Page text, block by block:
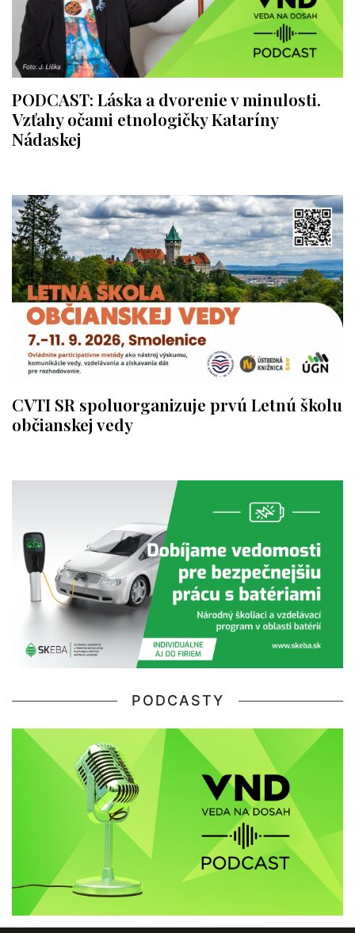
PODCAST: Láska a dvorenie v minulosti.
Vzťahy očami etnologičky Kataríny
Nádaskej
CVTI SR spoluorganizuje prvú Letnú školu
občianskej vedy
PODCASTY